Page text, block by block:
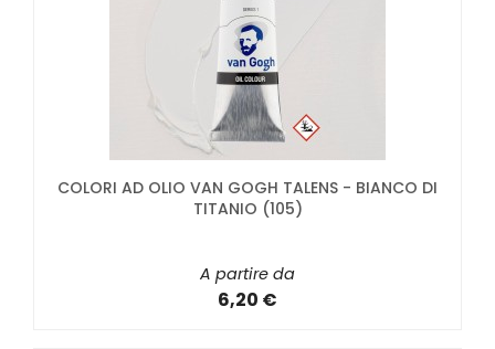
COLORI AD OLIO VAN GOGH TALENS - BIANCO DI
TITANIO (105)
A partire da
6,20 €